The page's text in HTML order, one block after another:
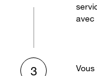
avec
3